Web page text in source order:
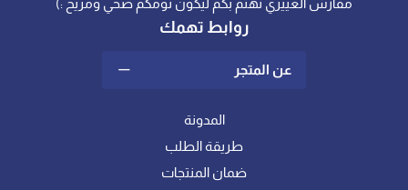
مفارش العييري نهتم بكم ليكون نومكم صحي ومريح :)
روابط تهمك
عن المتجر
المدونة
طريقة الطلب
ضمان المنتجات